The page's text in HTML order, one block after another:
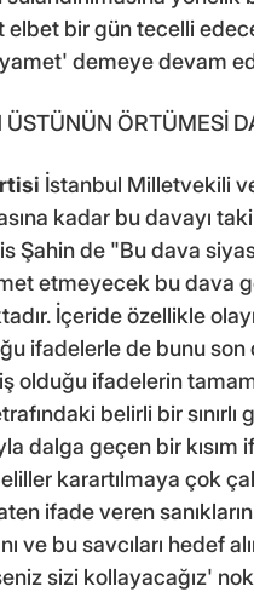
elbet bir gün tecelli
demeye devam
ÜSTÜNÜN ÖRTÜMESİ
İstanbul Milletvekili
kadar bu davayı
Şahin de "Bu dava
etmeyecek bu dava
İçeride özellikle
ifadelerle de bunu
olduğu ifadelerin
belirli bir
dalga geçen bir kısım
karartılmaya çok
ifade veren sanıkların
ve bu savcıları hedef
sizi kollayacağız'